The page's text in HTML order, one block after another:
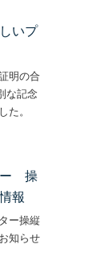
いプ
明の合
な記念
た。
ー 操
報
ー操縦
知らせ
行機・ヘリコプター